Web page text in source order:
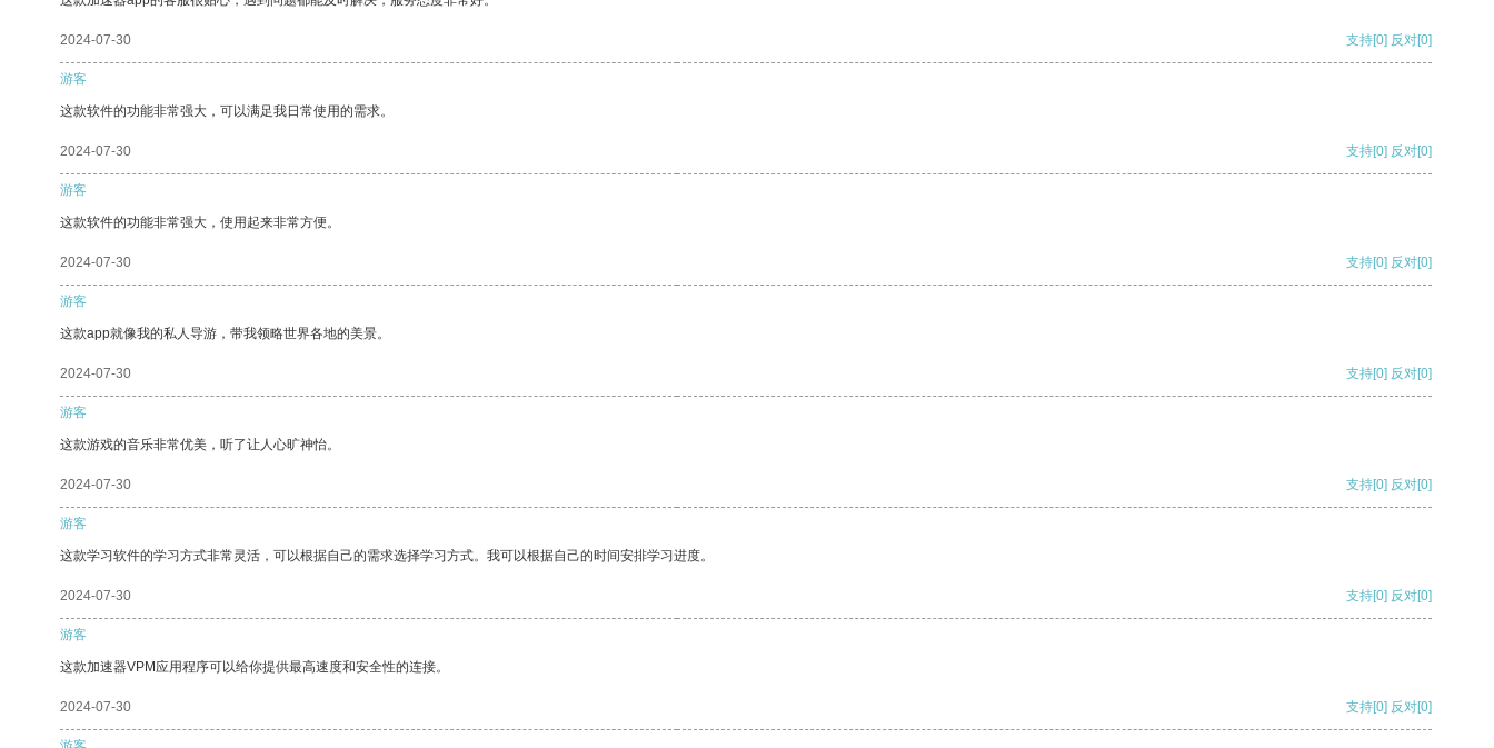
2024-07-30 支持[0] 反对[0]
游客
这款软件的功能非常强大，可以满足我日常使用的需求。
2024-07-30 支持[0] 反对[0]
游客
这款软件的功能非常强大，使用起来非常方便。
2024-07-30 支持[0] 反对[0]
游客
这款app就像我的私人导游，带我领略世界各地的美景。
2024-07-30 支持[0] 反对[0]
游客
这款游戏的音乐非常优美，听了让人心旷神怡。
2024-07-30 支持[0] 反对[0]
游客
这款学习软件的学习方式非常灵活，可以根据自己的需求选择学习方式。我可以根据自己的时间安排学习进度。
2024-07-30 支持[0] 反对[0]
游客
这款加速器VPM应用程序可以给你提供最高速度和安全性的连接。
2024-07-30 支持[0] 反对[0]